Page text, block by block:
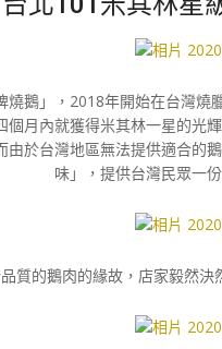
鵝」，2018年開始在台灣
月內就獲得米其林一星的光
於台灣地區無法提供適合的
味」，提供台灣民眾一
質的鵝肉的緣故，店家毅然